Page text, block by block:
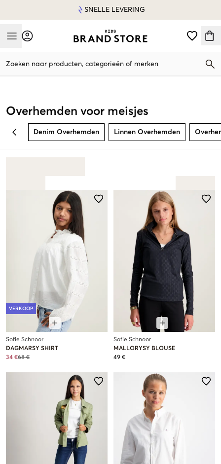
SNELLE LEVERING
Mobile Menu
Zoeken naar producten, categorieën of merken
Overhemden voor meisjes
BACK Denim Overhemden Linnen Overhemden
VERKOOP
Sofie Schnoor
DAGMARSY SHIRT
34 €68 €
Sofie Schnoor
MALLORYSY BLOUSE
49 €